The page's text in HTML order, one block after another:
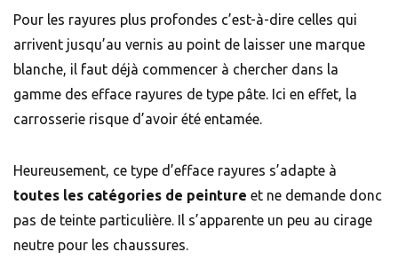
Pour les rayures plus profondes c’est-à-dire celles qui
arrivent jusqu’au vernis au point de laisser une marque
blanche, il faut déjà commencer à chercher dans la
gamme des efface rayures de type pâte. Ici en effet, la
carrosserie risque d’avoir été entamée.
Heureusement, ce type d’efface rayures s’adapte à
toutes les catégories de peinture et ne demande donc
pas de teinte particulière. Il s’apparente un peu au cirage
neutre pour les chaussures.